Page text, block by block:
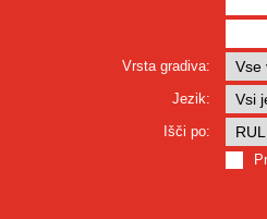
Vrsta gradiva:
Jezik:
Išči po: